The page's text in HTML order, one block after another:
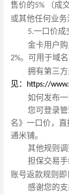
售价的5% （成
或其他任何业务
5.一口价成
金卡用户
2%。可用于域
拥有第三
见：
https://
如何发布一
您可登录
名》一口价，
通米铺。
其他规则调
担保交易
账号返款规则即
感谢您的